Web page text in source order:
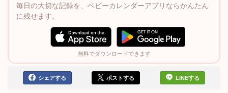
毎日の大切な記録を、ベビーカレンダーアプリならかんたん
に残せます。
無料でダウンロードできます
シェアする ポストする LINEする